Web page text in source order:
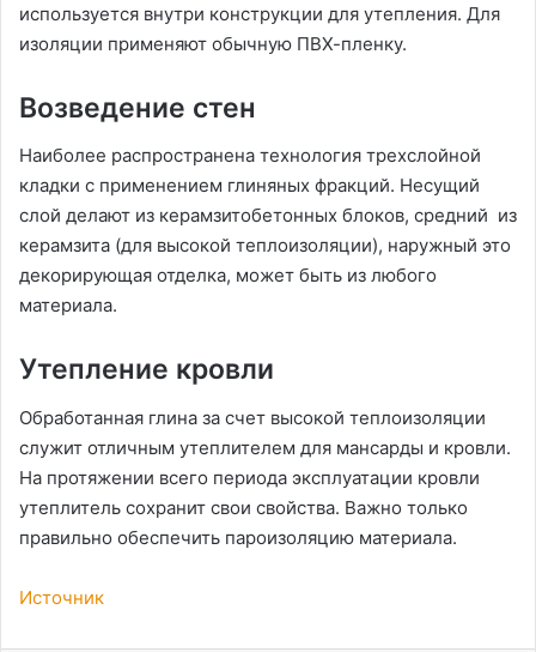
используется внутри конструкции для утепления. Для
изоляции применяют обычную ПВХ-пленку.
Возведение стен
Наиболее распространена технология трехслойной
кладки с применением глиняных фракций. Несущий
слой делают из керамзитобетонных блоков, средний из
керамзита (для высокой теплоизоляции), наружный это
декорирующая отделка, может быть из любого
материала.
Утепление кровли
Обработанная глина за счет высокой теплоизоляции
служит отличным утеплителем для мансарды и кровли.
На протяжении всего периода эксплуатации кровли
утеплитель сохранит свои свойства. Важно только
правильно обеспечить пароизоляцию материала.
Источник